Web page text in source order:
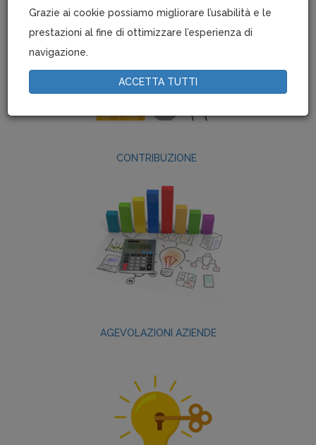
CONTRIBUZIONE
AGEVOLAZIONI AZIENDE
Grazie ai cookie possiamo migliorare l’usabilità e le
prestazioni al fine di ottimizzare l’esperienza di
navigazione.
ACCETTA TUTTI